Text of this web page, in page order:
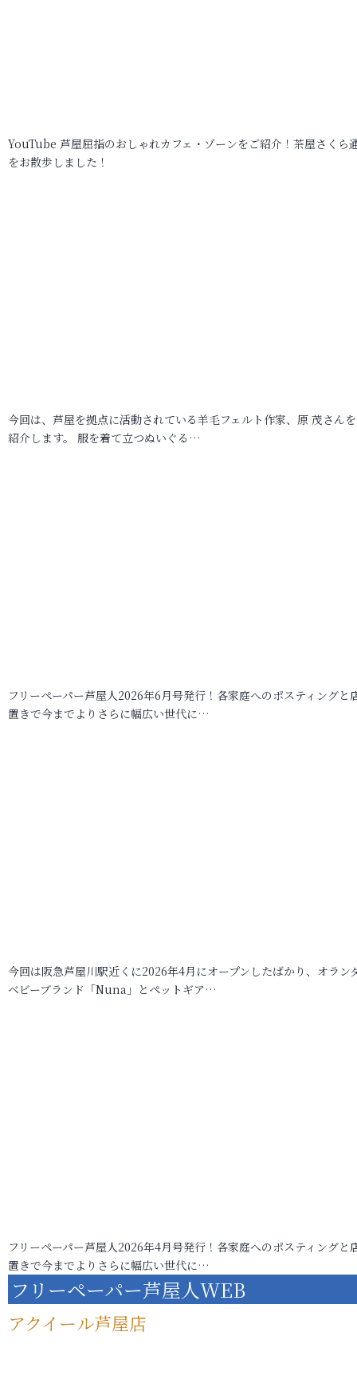
YouTube 芦屋屈指のおしゃれカフェ・ゾーンをご紹介！茶屋さくら
をお散歩しました！
今回は、芦屋を拠点に活動されている羊毛フェルト作家、原 茂さん
紹介します。 服を着て立つぬいぐる…
フリーペーパー芦屋人2026年6月号発行！各家庭へのポスティングと
置きで今までよりさらに幅広い世代に…
今回は阪急芦屋川駅近くに2026年4月にオープンしたばかり、オラン
ベビーブランド「Nuna」とペットギア…
フリーペーパー芦屋人2026年4月号発行！各家庭へのポスティングと
置きで今までよりさらに幅広い世代に…
フリーペーパー芦屋人WEB
アクイール芦屋店